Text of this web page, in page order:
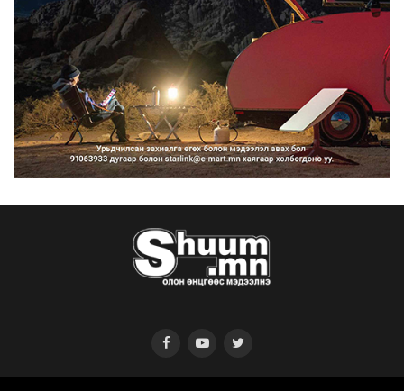
Нийтийн тээврийн Ч:19А чиглэлийн
замналд түр хугац...
2026/08/07
Автомашины улсын дугаар сондгой
тоогоор төгссөн бо...